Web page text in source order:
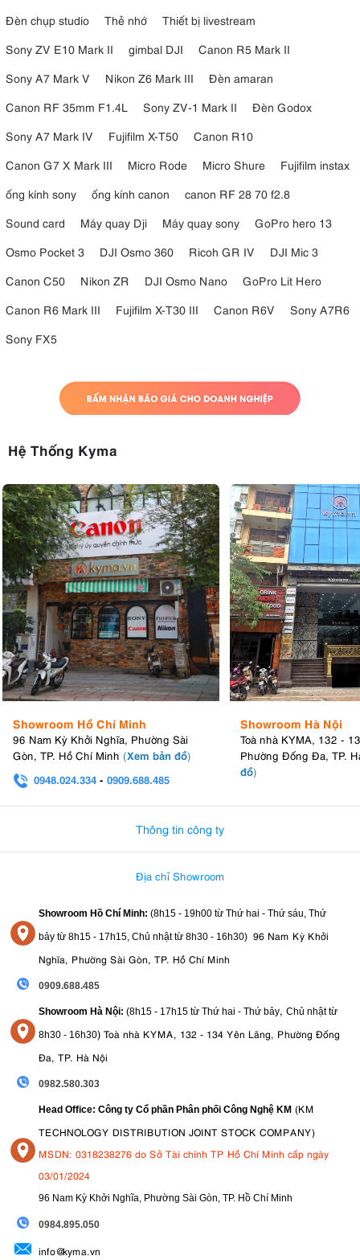
Đèn chụp studio
Thẻ nhớ
Thiết bị livestream
Sony ZV E10 Mark II
gimbal DJI
Canon R5 Mark II
Sony A7 Mark V
Nikon Z6 Mark III
Đèn amaran
Canon RF 35mm F1.4L
Sony ZV-1 Mark II
Đèn Godox
Sony A7 Mark IV
Fujifilm X-T50
Canon R10
Canon G7 X Mark III
Micro Rode Micro Shure
Fujifilm instax
ống kính sony
ống kính canon
canon RF 28 70 f2.8
Sound card
Máy quay Dji Máy quay sony
GoPro hero 13
Osmo Pocket 3
DJI Osmo 360 Ricoh GR IV
DJI Mic 3
Canon C50
Nikon ZR DJI Osmo Nano
GoPro Lit Hero
Canon R6 Mark III
Fujifilm X-T30 III Canon R6V
Sony A7R6
Sony FX5
Hệ Thống Kyma
Showroom Hồ Chí Minh
96 Nam Kỳ Khởi Nghĩa, Phường Sài
Gòn, TP. Hồ Chí Minh (Xem bản đồ)
0948.024.334 - 0909.688.485
Showroom Hà Nội
Toà nhà KYMA, 132 -
Phường Đống Đa, TP.
đồ)
Thông tin công ty
Địa chỉ Showroom
Showroom Hồ Chí Minh: (8h15 - 19h00 từ Thứ hai - Thứ sáu, Thứ
bảy từ 8h15 - 17h15, Chủ nhật từ 8h30 - 16h30) 96 Nam Kỳ Khởi
Nghĩa, Phường Sài Gòn, TP. Hồ Chí Minh
0909.688.485
Showroom Hà Nội: (8h15 - 17h15 từ Thứ hai - Thứ bảy, Chủ nhật từ
8h30 - 16h30) Toà nhà KYMA, 132 - 134 Yên Lãng, Phường Đống
Đa, TP. Hà Nội
0982.580.303
Head Office: Công ty Cổ phần Phân phối Công Nghệ KM (KM
TECHNOLOGY DISTRIBUTION JOINT STOCK COMPANY)
MSDN: 0318238276 do Sở Tài chính TP Hồ Chí Minh cấp ngày
03/01/2024
96 Nam Kỳ Khởi Nghĩa, Phường Sài Gòn, TP. Hồ Chí Minh
0984.895.050
info@kyma.vn